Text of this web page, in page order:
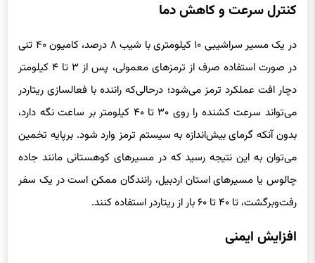
کنترل سرعت و کاهش دما
در یک مسیر سراشیبی ۱۰ کیلومتری با شیب ۸ درصد، کامیون ۴۰ تنی
در صورت استفاده صرف از ترمزهای معمولی، پس از ۳ تا ۴ کیلومتر
دچار افت عملکرد ترمز می‌شود؛ درحالی‌که راننده با فعالسازی ریتاردر
می‌تواند سرعت کشنده را روی ۳۰ تا ۴۰ کیلومتر بر ساعت نگه دارد،
بدون آنکه گرمای بیش‌اندازه به سیستم ترمز وارد شود. برپایه تخمین
می‌توان به این نتیجه رسید که در مسیرهای کوهستانی مانند جاده
چالوس یا مسیرهای استان اردبیل، رانندگان ممکن است در یک سفر
رفت‌وبرگشت، تا ۴۰ تا ۶۰ بار از ریتاردر استفاده کنند.
افزایش ایمنی